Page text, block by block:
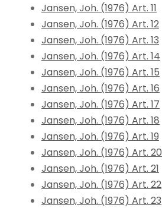
Jansen, Joh. (1976) Art. 11
Jansen, Joh. (1976) Art. 12
Jansen, Joh. (1976) Art. 13
Jansen, Joh. (1976) Art. 14
Jansen, Joh. (1976) Art. 15
Jansen, Joh. (1976) Art. 16
Jansen, Joh. (1976) Art. 17
Jansen, Joh. (1976) Art. 18
Jansen, Joh. (1976) Art. 19
Jansen, Joh. (1976) Art. 20
Jansen, Joh. (1976) Art. 21
Jansen, Joh. (1976) Art. 22
Jansen, Joh. (1976) Art. 23